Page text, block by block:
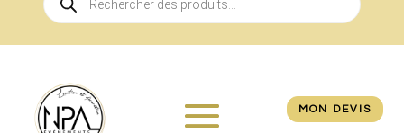
de
produits
MON DEVIS